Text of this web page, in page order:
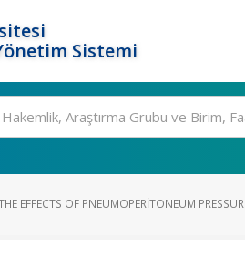
Sistemi
EFFECTS OF PNEUMOPERITONEUM